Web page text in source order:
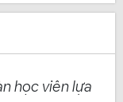
học viên lựa